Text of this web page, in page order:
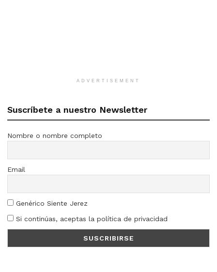
ADVERTISEMENT
Suscríbete a nuestro Newsletter
Nombre o nombre completo
Email
Genérico Siente Jerez
Si continúas, aceptas la política de privacidad